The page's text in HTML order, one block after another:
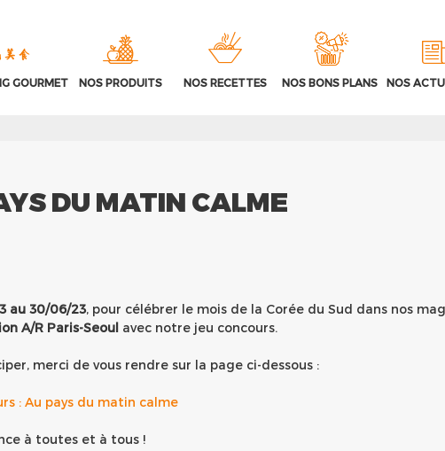
GOURMET NOS PRODUITS NOS RECETTES NOS BONS PLANS NOS
DU MATIN CALME
au 30/06/23, pour célébrer le mois de la Corée du Sud dans nos
A/R Paris-Seoul avec notre jeu concours.
merci de vous rendre sur la page ci-dessous :
: Au pays du matin calme
à toutes et à tous !